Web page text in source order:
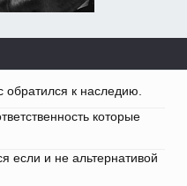
обратился к наследию.
которые
если и не альтернативой